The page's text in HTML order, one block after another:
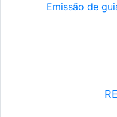
Emissão de